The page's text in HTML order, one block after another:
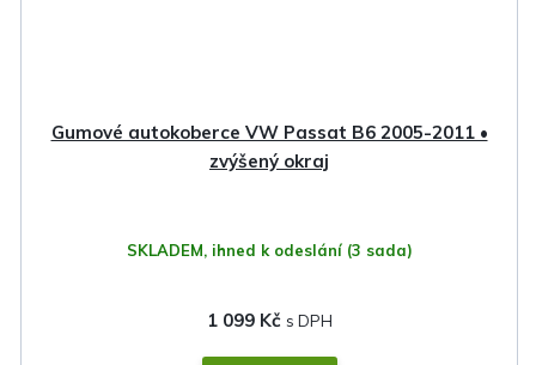
Gumové autokoberce VW Passat B6 2005-2011 •
zvýšený okraj
SKLADEM, ihned k odeslání (3 sada)
1 099 Kč